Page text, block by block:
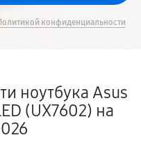
конфиденциальности
ноутбука Asus
(UX7602) на